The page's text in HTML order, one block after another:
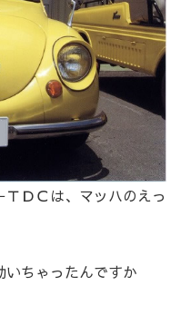
ＤＣは、マッハのえっ
ちゃったんですか